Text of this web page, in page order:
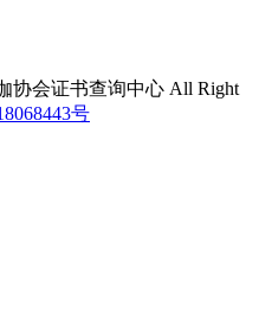
协会证书查询中心 All Right
号